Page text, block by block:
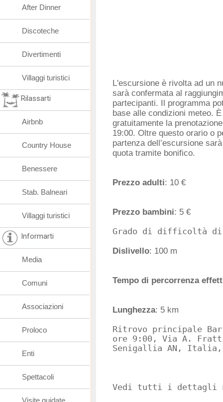
L'escursione è rivolta ad un
sarà confermata al
partecipanti. Il programma
base alle condizioni meteo.
gratuitamente la
19:00. Oltre questo orario o
partenza dell’escursione
quota tramite bonifico.
Prezzo adulti: 10 €
Prezzo bambini: 5 €
Dislivello: 100 m
Tempo di percorrenza
Lunghezza: 5 km
Ritrovo principale
ore 9:00, Via A.
Vedi tutti i dettagli
After Dinner
Discoteche
Divertimenti
Villaggi turistici
Rilassarti
Airbnb
Country House
Benessere
Stab. Balneari
Villaggi turistici
Informarti
Media
Comuni
Associazioni
Proloco
Enti
Spettacoli
Visite guidate